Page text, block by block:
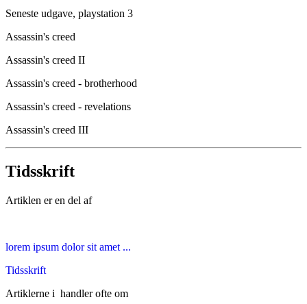
Seneste udgave, playstation 3
Assassin's creed
Assassin's creed II
Assassin's creed - brotherhood
Assassin's creed - revelations
Assassin's creed III
Tidsskrift
Artiklen er en del af
lorem ipsum dolor sit amet ...
Tidsskrift
Artiklerne i handler ofte om